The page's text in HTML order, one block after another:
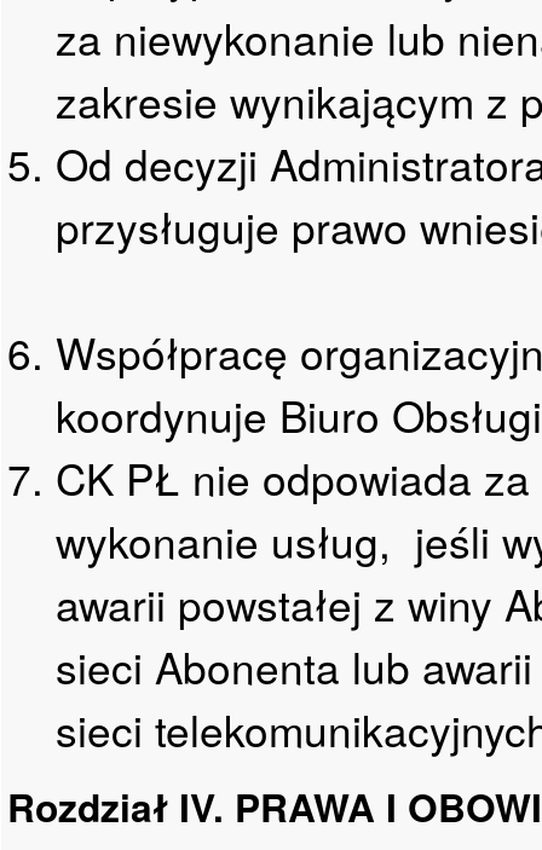
za niewykonanie lub
zakresie wynikającym z
Od decyzji
przysługuje prawo
Współpracę
koordynuje Biuro
CK PŁ nie odpowiada
wykonanie usług, jeśli
awarii powstałej z winy
sieci Abonenta lub
sieci
Rozdział IV. PRAWA I